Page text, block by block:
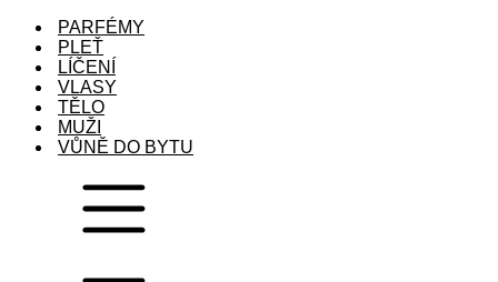
PARFÉMY
PLEŤ
LÍČENÍ
VLASY
TĚLO
MUŽI
VŮNĚ DO BYTU